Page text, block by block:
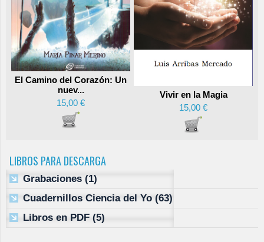
El Camino del Corazón: Un
nuev...
15,00 €
Vivir en la Magia
15,00 €
LIBROS PARA DESCARGA
Grabaciones (1)
Cuadernillos Ciencia del Yo (63)
Libros en PDF (5)